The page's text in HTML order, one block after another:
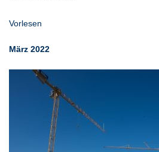
Vorlesen
März 2022